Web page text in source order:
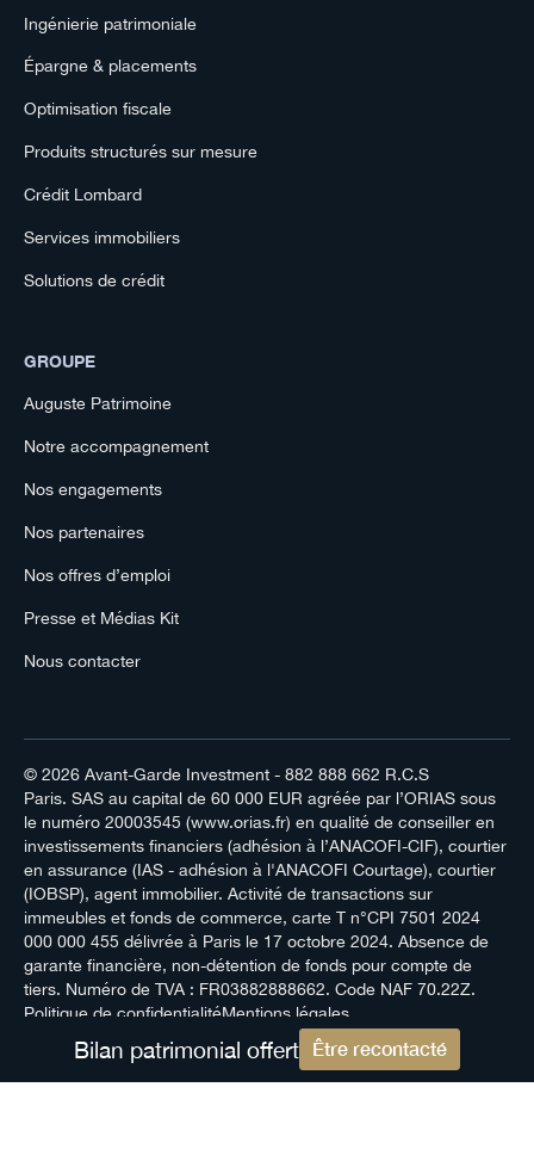
Ingénierie patrimoniale
Épargne & placements
Optimisation fiscale
Produits structurés sur mesure
Crédit Lombard
Services immobiliers
Solutions de crédit
GROUPE
Auguste Patrimoine
Notre accompagnement
Nos engagements
Nos partenaires
Nos offres d’emploi
Presse et Médias Kit
Nous contacter
© 2026 Avant-Garde Investment- 882 888 662 R.C.S
Paris. SAS au capital de 60 000 EUR agréée par l’ORIAS sous
le numéro 20003545 (www.orias.fr) en qualité de conseiller en
investissements financiers (adhésion à l’ANACOFI-CIF), courtier
en assurance (IAS - adhésion à l'ANACOFI Courtage), courtier
(IOBSP), agent immobilier. Activité de transactions sur
immeubles et fonds de commerce, carte T n°CPI 7501 2024
000 000 455 délivrée à Paris le 17 octobre 2024. Absence de
garante financière, non-détention de fonds pour compte de
tiers. Numéro de TVA : FR03882888662. Code NAF 70.22Z.
Politique de confidentialitéMentions légales
Bilan patrimonial offert Être recontacté